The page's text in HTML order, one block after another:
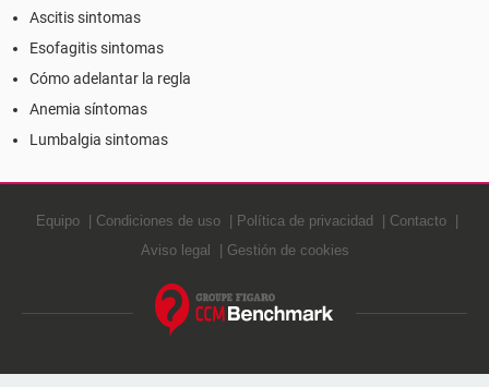
Ascitis sintomas
Esofagitis sintomas
Cómo adelantar la regla
Anemia síntomas
Lumbalgia sintomas
Equipo Condiciones de uso Política de privacidad
Contacto
Aviso legal
Gestión de cookies